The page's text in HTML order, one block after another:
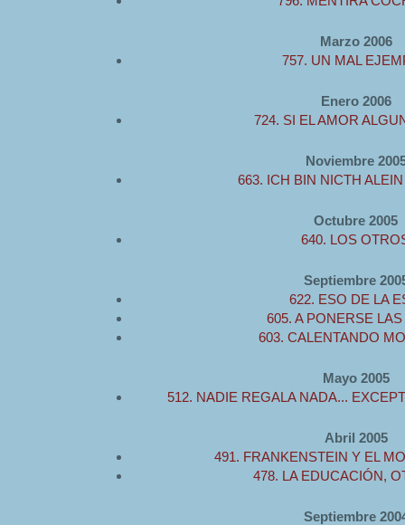
Marzo 2006
757. UN MAL
Enero 2006
724. SI EL AMOR
Noviembre
663. ICH BIN NICTH
Octubre 2005
640. LOS
Septiembre
622. ESO DE LA
605. A PONERSE
603. CALENTANDO
Mayo 2005
512. NADIE REGALA NADA...
Abril 2005
491. FRANKENSTEIN Y EL
478. LA EDUCACIÓN,
Septiembre